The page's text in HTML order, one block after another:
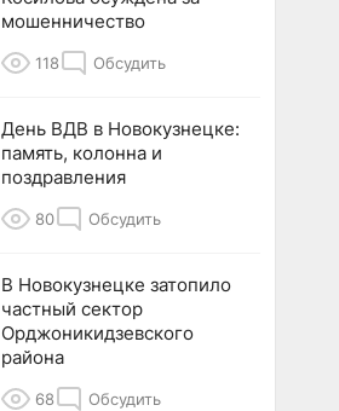
мошенничество
118 Обсудить
День ВДВ в Новокузнецке:
память, колонна и
поздравления
80 Обсудить
В Новокузнецке затопило
частный сектор
Орджоникидзевского
района
68 Обсудить